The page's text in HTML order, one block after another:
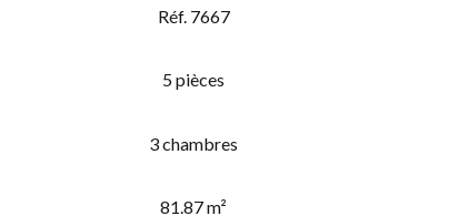
Réf. 7667
5 pièces
3 chambres
81.87 m²